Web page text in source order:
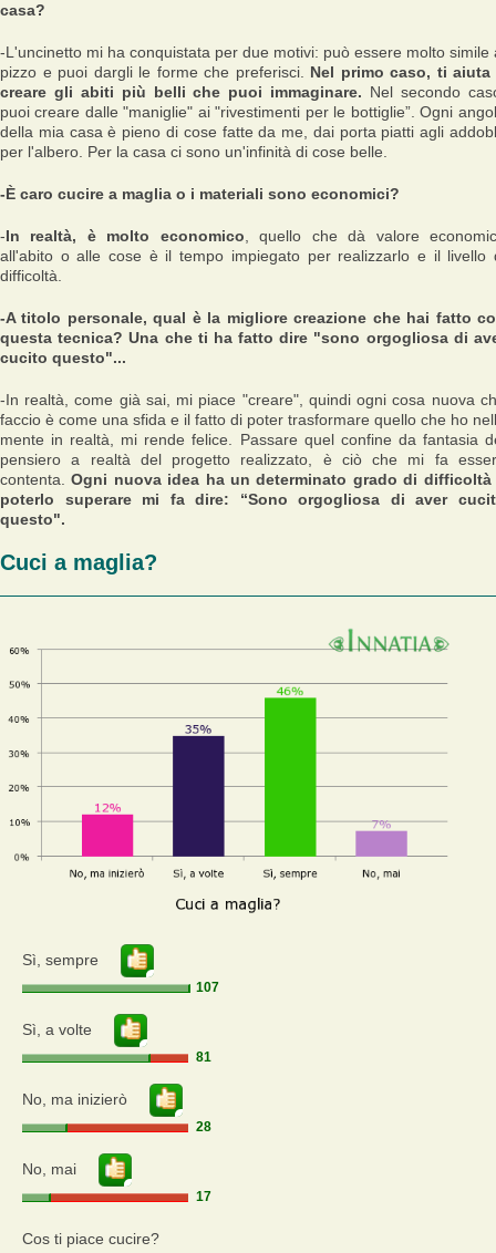
casa?
-L'uncinetto mi ha conquistata per due motivi: può essere molto simile
pizzo e puoi dargli le forme che preferisci. Nel primo caso, ti aiuta
creare gli abiti più belli che puoi immaginare. Nel secondo
puoi creare dalle "maniglie" ai "rivestimenti per le bottiglie”. Ogni
della mia casa è pieno di cose fatte da me, dai porta piatti agli
per l'albero. Per la casa ci sono un'infinità di cose belle.
-È caro cucire a maglia o i materiali sono economici?
-In realtà, è molto economico , quello che dà valore
all'abito o alle cose è il tempo impiegato per realizzarlo e il livello
difficoltà.
-A titolo personale, qual è la migliore creazione che hai fatto
questa tecnica? Una che ti ha fatto dire "sono orgogliosa di
cucito questo"...
-In realtà, come già sai, mi piace "creare", quindi ogni cosa nuova
faccio è come una sfida e il fatto di poter trasformare quello che ho
mente in realtà, mi rende felice. Passare quel confine da fantasia
pensiero a realtà del progetto realizzato, è ciò che mi fa
contenta.Ogni nuova idea ha un determinato grado di difficoltà
poterlo superare mi fa dire: “Sono orgogliosa di aver
questo".
Cuci a maglia?
Sì, sempre
107
Sì, a volte
81
No, ma inizierò
28
No, mai
17
Cos ti piace cucire?